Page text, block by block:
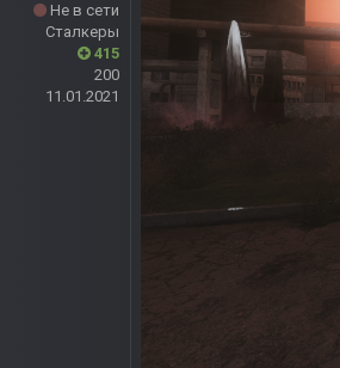
Не в сети
Сталкеры
415
200
11.01.2021